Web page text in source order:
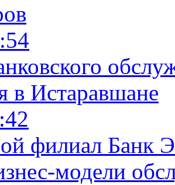
в Истаравшане
филиал Банк
модели